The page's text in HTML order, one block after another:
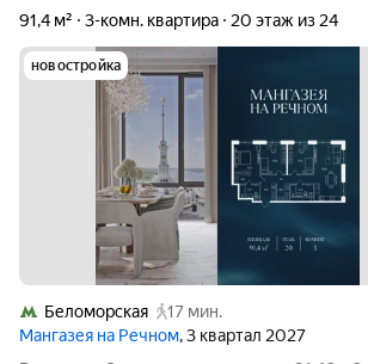
91,4 м²
3-комн. квартира 20 этаж из 24
новостройка
Беломорская
17 мин.
Мангазея на Речном, 3 квартал 2027